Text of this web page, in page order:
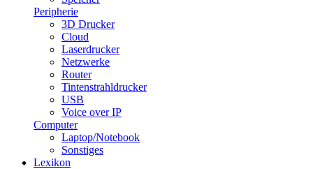
Peripherie
3D Drucker
Cloud
Laserdrucker
Netzwerke
Router
Tintenstrahldrucker
USB
Voice over IP
Computer
Laptop/Notebook
Sonstiges
Lexikon